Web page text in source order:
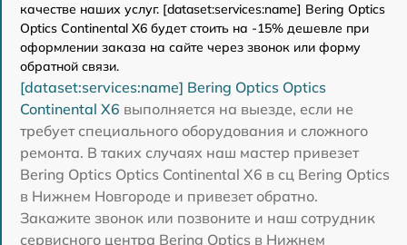
качестве наших услуг. [dataset:services:name] Bering Optics
Optics Continental X6 будет стоить на -15% дешевле при
оформлении заказа на сайте через звонок или форму
обратной связи.
[dataset:services:name] Bering Optics Optics
Continental X6 выполняется на выезде, если не
требует специального оборудования и сложного
ремонта. В таких случаях наш мастер привезет
Bering Optics Optics Continental X6 в сц Bering Optics
в Нижнем Новгороде и привезет обратно.
Закажите звонок или позвоните и наш сотрудник
сервисного центра Bering Optics в Нижнем